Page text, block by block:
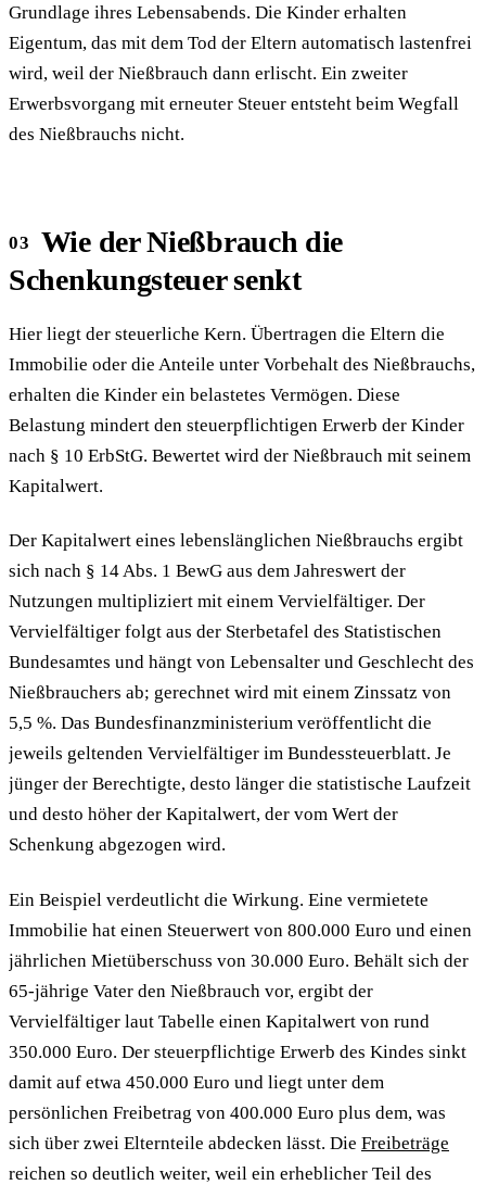
Grundlage ihres Lebensabends. Die Kinder erhalten
Eigentum, das mit dem Tod der Eltern automatisch lastenfrei
wird, weil der Nießbrauch dann erlischt. Ein zweiter
Erwerbsvorgang mit erneuter Steuer entsteht beim Wegfall
des Nießbrauchs nicht.
Wie der Nießbrauch die
Schenkungsteuer senkt
Hier liegt der steuerliche Kern. Übertragen die Eltern die
Immobilie oder die Anteile unter Vorbehalt des Nießbrauchs,
erhalten die Kinder ein belastetes Vermögen. Diese
Belastung mindert den steuerpflichtigen Erwerb der Kinder
nach § 10 ErbStG. Bewertet wird der Nießbrauch mit seinem
Kapitalwert.
Der Kapitalwert eines lebenslänglichen Nießbrauchs ergibt
sich nach § 14 Abs. 1 BewG aus dem Jahreswert der
Nutzungen multipliziert mit einem Vervielfältiger. Der
Vervielfältiger folgt aus der Sterbetafel des Statistischen
Bundesamtes und hängt von Lebensalter und Geschlecht des
Nießbrauchers ab; gerechnet wird mit einem Zinssatz von
5,5 %. Das Bundesfinanzministerium veröffentlicht die
jeweils geltenden Vervielfältiger im Bundessteuerblatt. Je
jünger der Berechtigte, desto länger die statistische Laufzeit
und desto höher der Kapitalwert, der vom Wert der
Schenkung abgezogen wird.
Ein Beispiel verdeutlicht die Wirkung. Eine vermietete
Immobilie hat einen Steuerwert von 800.000 Euro und einen
jährlichen Mietüberschuss von 30.000 Euro. Behält sich der
65-jährige Vater den Nießbrauch vor, ergibt der
Vervielfältiger laut Tabelle einen Kapitalwert von rund
350.000 Euro. Der steuerpflichtige Erwerb des Kindes sinkt
damit auf etwa 450.000 Euro und liegt unter dem
persönlichen Freibetrag von 400.000 Euro plus dem, was
sich über zwei Elternteile abdecken lässt. Die Freibeträge
reichen so deutlich weiter, weil ein erheblicher Teil des